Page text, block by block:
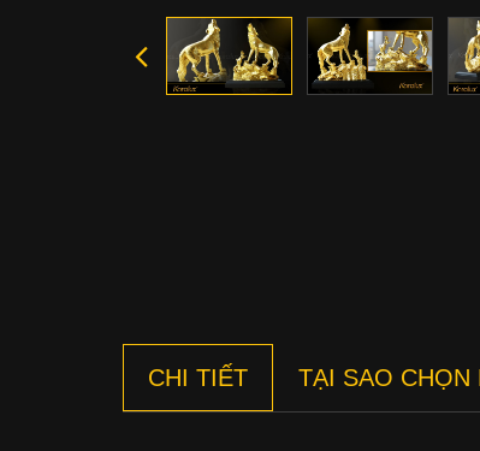
CHI TIẾT TẠI SAO CHỌN